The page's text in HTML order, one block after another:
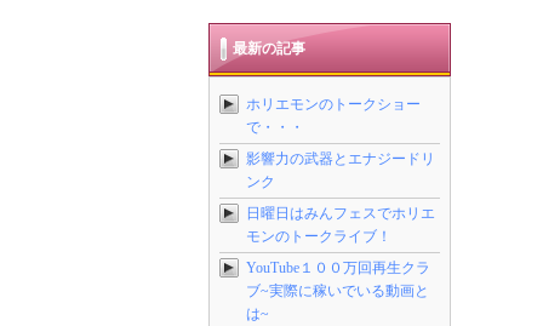
最新の記事
ホリエモンのトークショー
で・・・
影響力の武器とエナジードリ
ンク
日曜日はみんフェスでホリエ
モンのトークライブ！
YouTube１００万回再生クラ
ブ~実際に稼いでいる動画と
は~